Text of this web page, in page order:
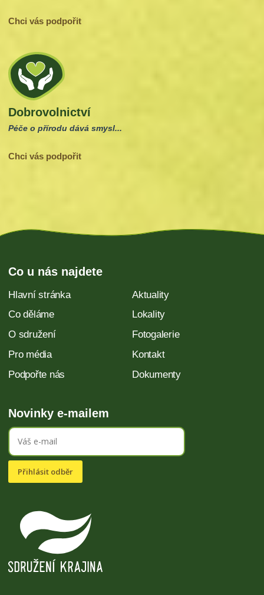
Chci vás podpořit
Dobrovolnictví
Péče o přírodu dává smysl...
Chci vás podpořit
Co u nás najdete
Hlavní stránka
Aktuality
Co děláme
Lokality
O sdružení
Fotogalerie
Pro média
Kontakt
Podpořte nás
Dokumenty
Novinky e-mailem
Přihlásit odběr